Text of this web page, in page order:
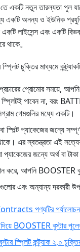
নতুন তারল্যতা পুল
একটি অনন্য ও
একটি লাইসেন্স এবং একটি
。
মাধ্যমে
প্রোমোর সময়ে, আপনি
পাবেন না, বরং
গেমগুলির মধ্যে একটি।
প্যাকেজের জন্যে
এর স্বতন্ত্রতা এই
প্যাকেজের জন্যে অর্থ বা
করে, আপনি BOOSTER
এবং অন্যান্য দরকারী
পণ্যটির পর্যালোচনা:
BOOSTER বুস্টার
কন্ট্র্যাক ২,০ চুক্তির